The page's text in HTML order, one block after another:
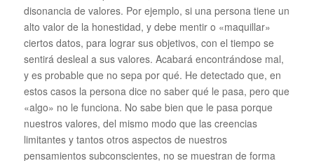
disonancia de valores. Por ejemplo, si una persona tiene un
alto valor de la honestidad, y debe mentir o «maquillar»
ciertos datos, para lograr sus objetivos, con el tiempo se
sentirá desleal a sus valores. Acabará encontrándose mal,
y es probable que no sepa por qué. He detectado que, en
estos casos la persona dice no saber qué le pasa, pero que
«algo» no le funciona. No sabe bien que le pasa porque
nuestros valores, del mismo modo que las creencias
limitantes y tantos otros aspectos de nuestros
pensamientos subconscientes, no se muestran de forma